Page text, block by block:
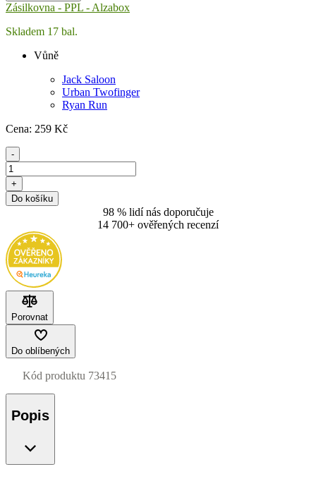
Zásilkovna - PPL - Alzabox
Skladem 17 bal.
Vůně
Jack Saloon
Urban Twofinger
Ryan Run
Cena: 259 Kč
-
+
Do košíku
98 % lidí nás doporučuje
14 700+ ověřených recenzí
Porovnat
Do oblíbených
Kód produktu 73415
Popis